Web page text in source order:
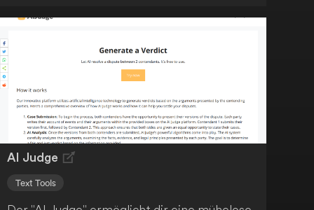
und manuelle Schreiben von Newslettern
gehört somit der Vergangenheit an.
AI Judge
Text Tools